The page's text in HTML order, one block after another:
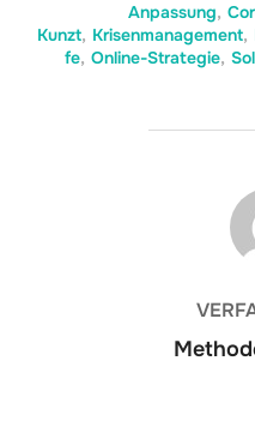
Anpassung,
Kunzt, Krisenmanagement,
fe, Online-Strategie,